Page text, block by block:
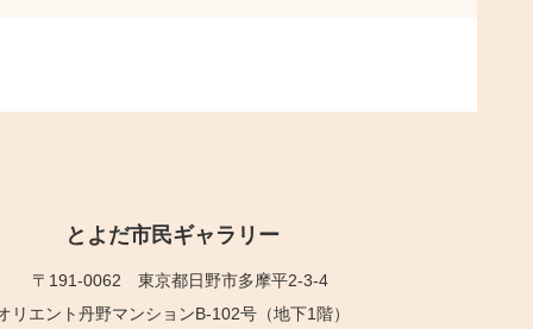
とよだ市民ギャラリー
〒191-0062 東京都日野市多摩平2-3-4
リエント丹野マンションB-102号（地下1階）